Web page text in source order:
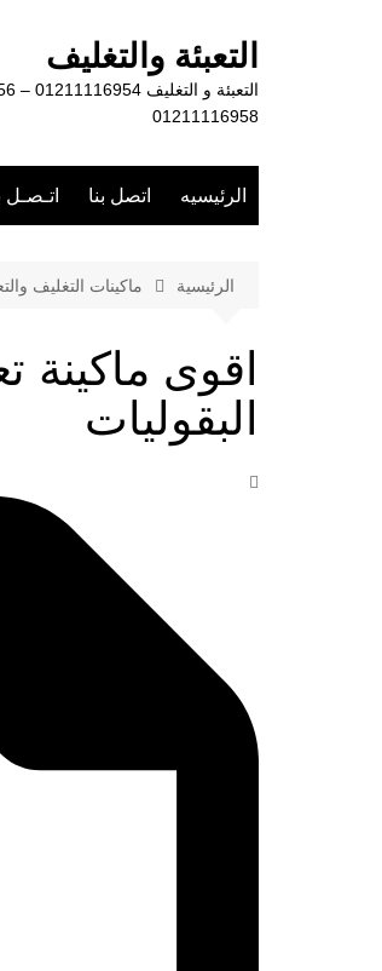
التعبئة والتغليف
01211116958
الرئيسيه اتصل بنا
الرئيسية ماكينات التغليف
اقوى ماكينة
البقوليات